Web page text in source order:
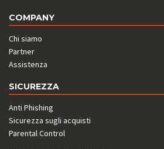
COMPANY
Chi siamo
Partner
Assistenza
SICUREZZA
Anti Phishing
Sicurezza sugli acquisti
Parental Control